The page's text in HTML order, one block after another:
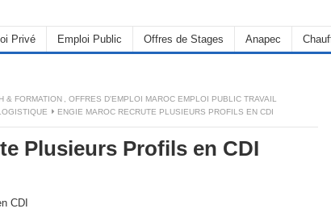
Privé Emploi Public Offres de Stages Anapec
& FORMATION
OFFRES D'EMPLOI MAROC EMPLOI PUBLIC TRAVAIL
ENGIE MAROC RECRUTE PLUSIEURS PROFILS EN CDI
Plusieurs Profils en CDI